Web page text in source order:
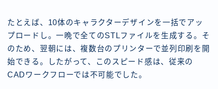
たとえば、10体のキャラクターデザインを一括でアッ
プロードし。一晩で全てのSTLファイルを生成する。そ
のため、翌朝には、複数台のプリンターで並列印刷を開
始できる。したがって、このスピード感は、従来の
CADワークフローでは不可能でした。